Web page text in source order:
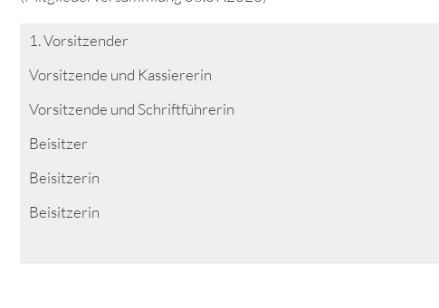
1. Vorsitzender
Vorsitzende und Kassiererin
Vorsitzende und Schriftführerin
Beisitzer
Beisitzerin
Beisitzerin